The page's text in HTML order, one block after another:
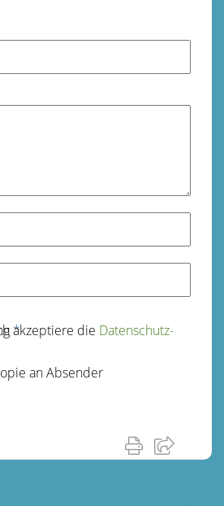
*
akzeptiere die Datenschutz­
an Absender